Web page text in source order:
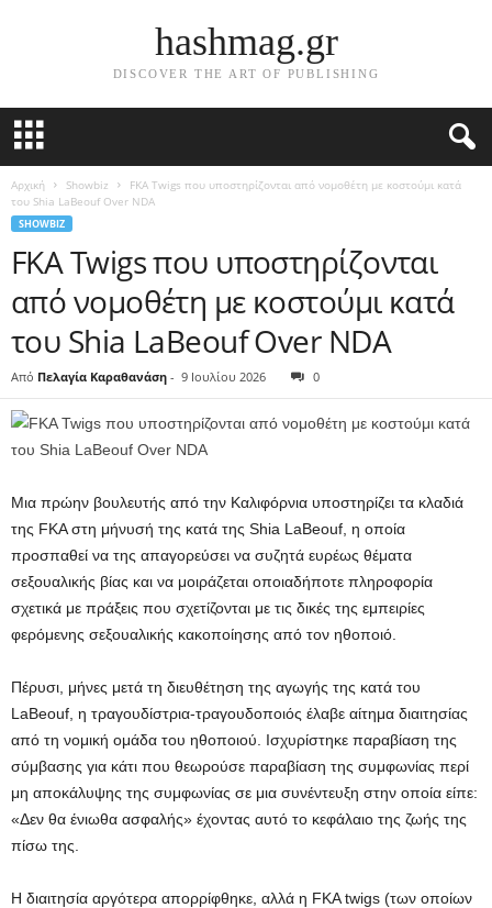
hashmag.gr
DISCOVER THE ART OF PUBLISHING
Αρχική Showbiz
FKA Twigs που υποστηρίζονται από νομοθέτη με κοστούμι κατά
του Shia LaBeouf Over NDA
SHOWBIZ
FKA Twigs που υποστηρίζονται
από νομοθέτη με κοστούμι κατά
του Shia LaBeouf Over NDA
Από Πελαγία Καραθανάση - 9 Ιουλίου 2026 0
Μια πρώην βουλευτής από την Καλιφόρνια υποστηρίζει τα κλαδιά
της FKA στη μήνυσή της κατά της Shia LaBeouf, η οποία
προσπαθεί να της απαγορεύσει να συζητά ευρέως θέματα
σεξουαλικής βίας και να μοιράζεται οποιαδήποτε πληροφορία
σχετικά με πράξεις που σχετίζονται με τις δικές της εμπειρίες
φερόμενης σεξουαλικής κακοποίησης από τον ηθοποιό.
Πέρυσι, μήνες μετά τη διευθέτηση της αγωγής της κατά του
LaBeouf, η τραγουδίστρια-τραγουδοποιός έλαβε αίτημα διαιτησίας
από τη νομική ομάδα του ηθοποιού. Ισχυρίστηκε παραβίαση της
σύμβασης για κάτι που θεωρούσε παραβίαση της συμφωνίας περί
μη αποκάλυψης της συμφωνίας σε μια συνέντευξη στην οποία είπε:
«Δεν θα ένιωθα ασφαλής» έχοντας αυτό το κεφάλαιο της ζωής της
πίσω της.
Η διαιτησία αργότερα απορρίφθηκε, αλλά η FKA twigs (των οποίων